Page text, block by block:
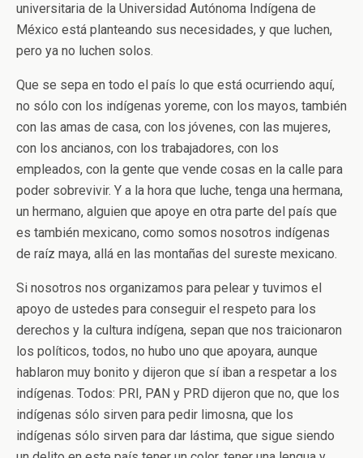
universitaria de la Universidad Autónoma Indígena de
México está planteando sus necesidades, y que luchen,
pero ya no luchen solos.
Que se sepa en todo el país lo que está ocurriendo aquí,
no sólo con los indígenas yoreme, con los mayos, también
con las amas de casa, con los jóvenes, con las mujeres,
con los ancianos, con los trabajadores, con los
empleados, con la gente que vende cosas en la calle para
poder sobrevivir. Y a la hora que luche, tenga una hermana,
un hermano, alguien que apoye en otra parte del país que
es también mexicano, como somos nosotros indígenas
de raíz maya, allá en las montañas del sureste mexicano.
Si nosotros nos organizamos para pelear y tuvimos el
apoyo de ustedes para conseguir el respeto para los
derechos y la cultura indígena, sepan que nos traicionaron
los políticos, todos, no hubo uno que apoyara, aunque
hablaron muy bonito y dijeron que sí iban a respetar a los
indígenas. Todos: PRI, PAN y PRD dijeron que no, que los
indígenas sólo sirven para pedir limosna, que los
indígenas sólo sirven para dar lástima, que sigue siendo